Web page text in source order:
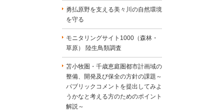
勇払原野を支える美々川の自然環境
を守る
モニタリングサイト1000（森林・
草原） 陸生鳥類調査
苫小牧圏・千歳恵庭圏都市計画域の
整備、開発及び保全の方針の課題～
パブリックコメントを提出してみよ
うかなと考える方のためのポイント
解説～